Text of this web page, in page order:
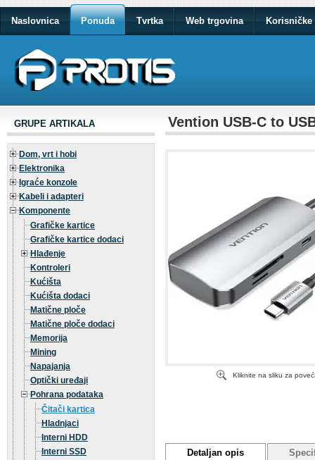
Naslovnica Ponuda Tvrtka Web trgovina Korisničke
GRUPE ARTIKALA
Dom, vrt i hobi
Elektronika
Igraće konzole
Kabeli i adapteri
Komponente
Grafičke kartice
Grafičke kartice dodaci
Hlađenje
Kontroleri
Kućišta
Kućišta dodaci
Matične ploče
Matične ploče dodaci
Memorija
Mining
Napajanja
Optički uređaji
Pohrana podataka
Čitači kartica
Hladnjaci
Interni HDD
Interni SSD
Vention USB-C to
Kliknite na sliku za
Detaljan opis